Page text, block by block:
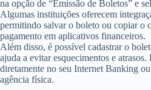
na opção de “Emissão de Boletos” e
Algumas instituições oferecem
permitindo salvar o boleto ou copiar o
pagamento em aplicativos financeiros.
Além disso, é possível cadastrar o
ajuda a evitar esquecimentos e
diretamente no seu Internet Banking
agência física.